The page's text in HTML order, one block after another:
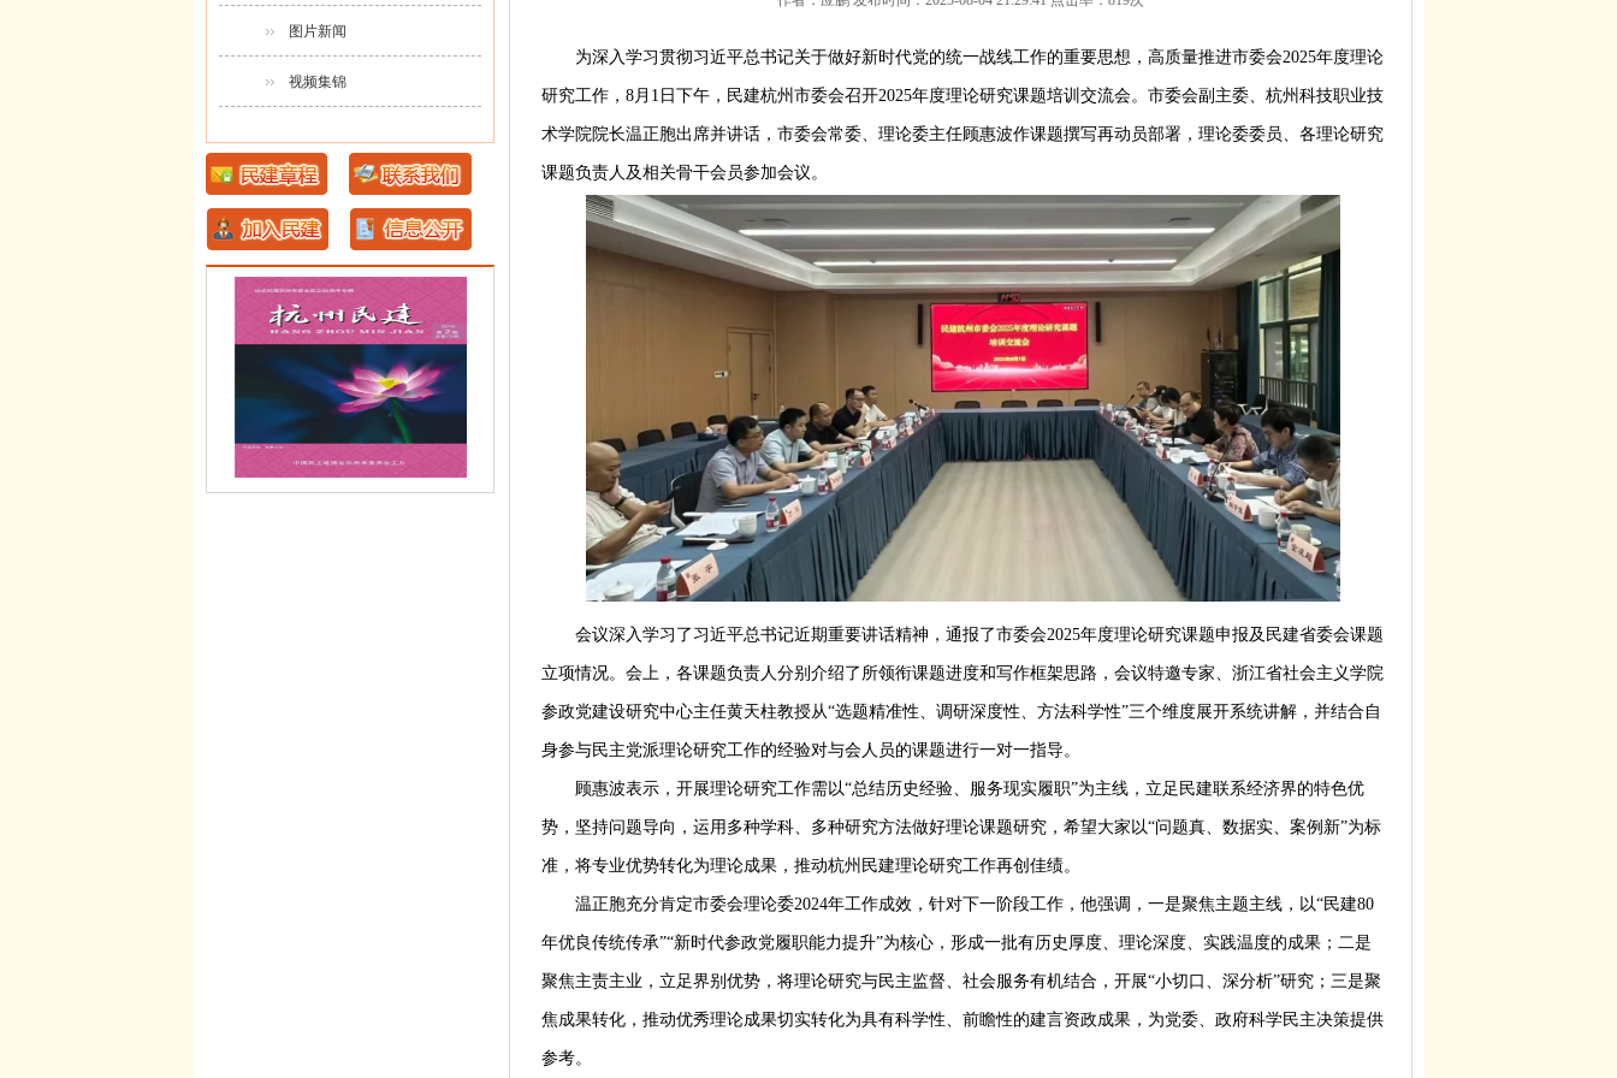
图片新闻
视频集锦
为深入学习贯彻习近平总书记关于做好新时代党的统一战线工作的重要思想，高质量推进市委会2025年度理论
研究工作，8月1日下午，民建杭州市委会召开2025年度理论研究课题培训交流会。市委会副主委、杭州科技职业技
术学院院长温正胞出席并讲话，市委会常委、理论委主任顾惠波作课题撰写再动员部署，理论委委员、各理论研究
课题负责人及相关骨干会员参加会议。
会议深入学习了习近平总书记近期重要讲话精神，通报了市委会2025年度理论研究课题申报及民建省委会课题
立项情况。会上，各课题负责人分别介绍了所领衔课题进度和写作框架思路，会议特邀专家、浙江省社会主义学院
参政党建设研究中心主任黄天柱教授从“选题精准性、调研深度性、方法科学性”三个维度展开系统讲解，并结合自
身参与民主党派理论研究工作的经验对与会人员的课题进行一对一指导。
顾惠波表示，开展理论研究工作需以“总结历史经验、服务现实履职”为主线，立足民建联系经济界的特色优
势，坚持问题导向，运用多种学科、多种研究方法做好理论课题研究，希望大家以“问题真、数据实、案例新”为标
准，将专业优势转化为理论成果，推动杭州民建理论研究工作再创佳绩。
温正胞充分肯定市委会理论委2024年工作成效，针对下一阶段工作，他强调，一是聚焦主题主线，以“民建80
年优良传统传承”“新时代参政党履职能力提升”为核心，形成一批有历史厚度、理论深度、实践温度的成果；二是
聚焦主责主业，立足界别优势，将理论研究与民主监督、社会服务有机结合，开展“小切口、深分析”研究；三是聚
焦成果转化，推动优秀理论成果切实转化为具有科学性、前瞻性的建言资政成果，为党委、政府科学民主决策提供
参考。